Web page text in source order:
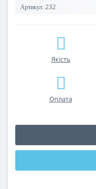
Артикул: 232
Якість
Оплата